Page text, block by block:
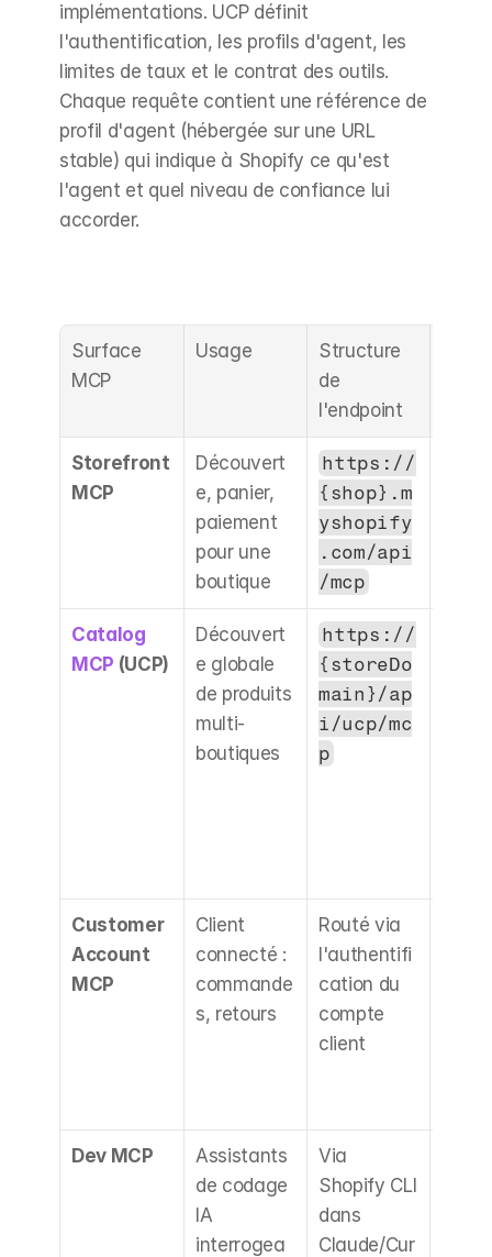
implémentations. UCP définit
l'authentification, les profils d'agent, les
limites de taux et le contrat des outils.
Chaque requête contient une référence de
profil d'agent (hébergée sur une URL
stable) qui indique à Shopify ce qu'est
l'agent et quel niveau de confiance lui
accorder.
Surface
MCP
Usage
Structure
de
l'endpoint
Storefront
MCP
Découvert
e, panier,
paiement
pour une
boutique
https://
{shop}.m
yshopify
.com/api
/mcp
Catalog
MCP (UCP)
Découvert
e globale
de produits
multi-
boutiques
https://
{storeDo
main}/ap
i/ucp/mc
p
Customer
Account
MCP
Client
connecté :
commande
s, retours
Routé via
l'authentifi
cation du
compte
client
Dev MCP
Assistants
de codage
IA
interrogea
Via
Shopify CLI
dans
Claude/Cur